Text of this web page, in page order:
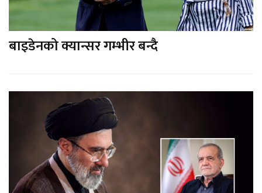
बाइडेनको क्यान्सर गम्भीर बन्दै